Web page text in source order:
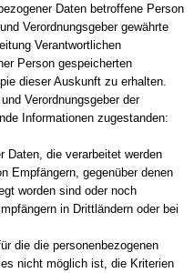
Daten betroffene Person
Verordnungsgeber gewährte
Verantwortlichen
Person gespeicherten
dieser Auskunft zu erhalten.
Verordnungsgeber der
Informationen zugestanden:
die verarbeitet werden
gegenüber denen
worden sind oder noch
in Drittländern oder bei
die personenbezogenen
nicht möglich ist, die Kriterien